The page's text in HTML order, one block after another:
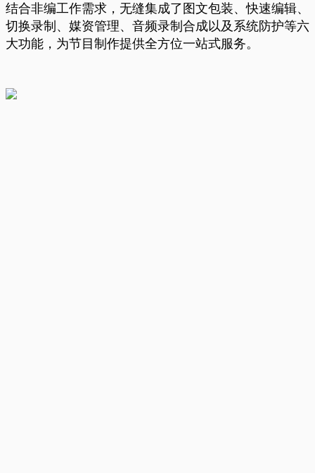
结合非编工作需求，无缝集成了图文包装、快速编辑、
切换录制、媒资管理、音频录制合成以及系统防护等六
大功能，为节目制作提供全方位一站式服务。